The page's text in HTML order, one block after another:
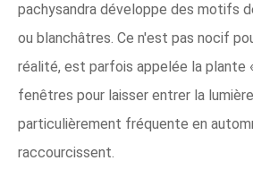
pachysandra développe des motifs
ou blanchâtres. Ce n'est pas nocif
réalité, est parfois appelée la plante
fenêtres pour laisser entrer la
particulièrement fréquente en
raccourcissent.